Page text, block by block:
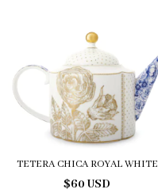
TETERA CHICA ROYAL WHITE
$60 USD